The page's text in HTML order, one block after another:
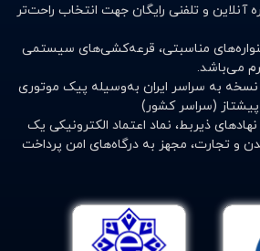
آنلاین و تلفنی رایگان جهت انتخاب راحت‌تر
مناسبتی، قرعه‌کشی‌های سیستمی
می‌باشد.
به سراسر ایران به‌وسیله پیک موتوری
(سراسر کشور)
ذیربط، نماد اعتماد الکترونیکی یک
و تجارت، مجهز به درگاه‌های امن پرداخت